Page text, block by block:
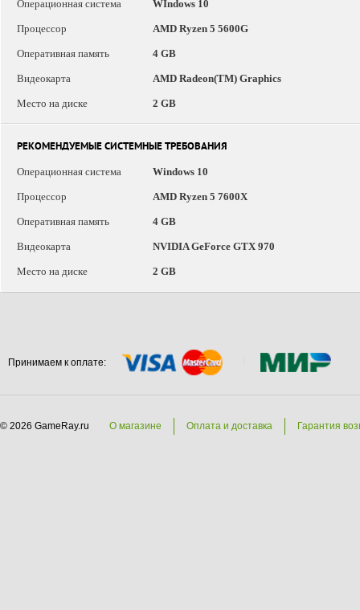
Операционная система
WIndows 10
Процессор AMD Ryzen 5 5600G
Оперативная память 4 GB
Видеокарта AMD Radeon(TM) Graphics
Место на диске 2 GB
РЕКОМЕНДУЕМЫЕ СИСТЕМНЫЕ ТРЕБОВАНИЯ
Операционная система
Windows 10
Процессор AMD Ryzen 5 7600X
Оперативная память 4 GB
Видеокарта NVIDIA GeForce GTX 970
Место на диске 2 GB
Принимаем к оплате:
© 2026 GameRay.ru О магазине Оплата и доставка Гарантия